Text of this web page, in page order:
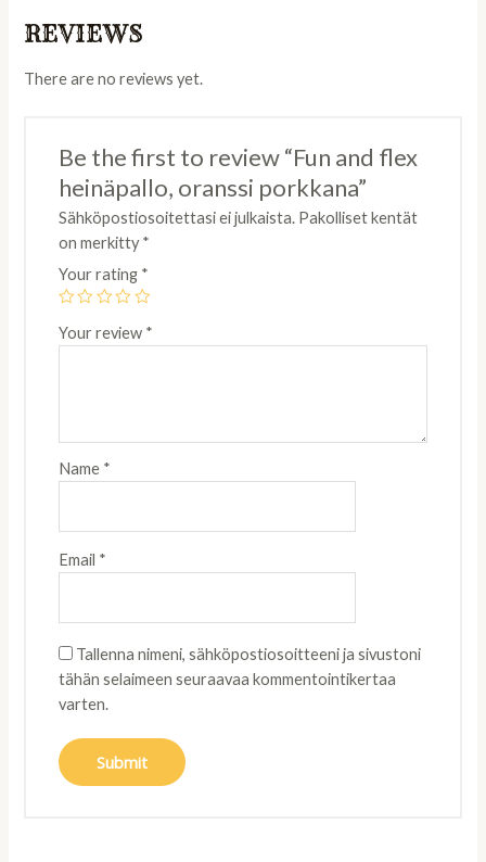
REVIEWS
There are no reviews yet.
Be the first to review “Fun and flex
heinäpallo, oranssi porkkana”
Sähköpostiosoitettasi ei julkaista. Pakolliset kentät
on merkitty*
Your rating *
Your review *
Name *
Email *
Tallenna nimeni, sähköpostiosoitteeni ja sivustoni
tähän selaimeen seuraavaa kommentointikertaa
varten.